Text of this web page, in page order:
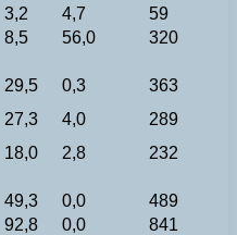
3,2 4,7
59
8,5 56,0
320
29,5 0,3
363
27,3 4,0
289
18,0 2,8
232
49,3 0,0
489
92,8 0,0
841